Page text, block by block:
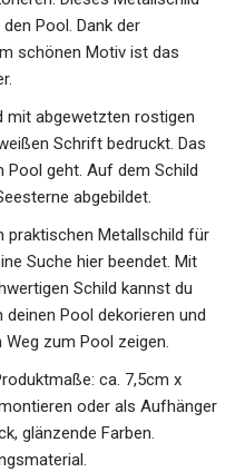
Pool. Dank der
schönen Motiv ist das
mit abgewetzten rostigen
Schrift bedruckt. Das
geht. Auf dem Schild
abgebildet.
praktischen Metallschild für
Suche hier beendet. Mit
Schild kannst du
Pool dekorieren und
zum Pool zeigen.
ca. 7,5cm x
oder als Aufhänger
glänzende Farben.